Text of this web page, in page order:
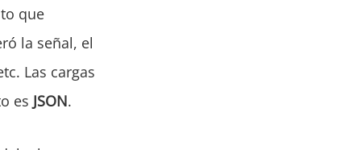
que
la señal, el
Las cargas
es JSON.